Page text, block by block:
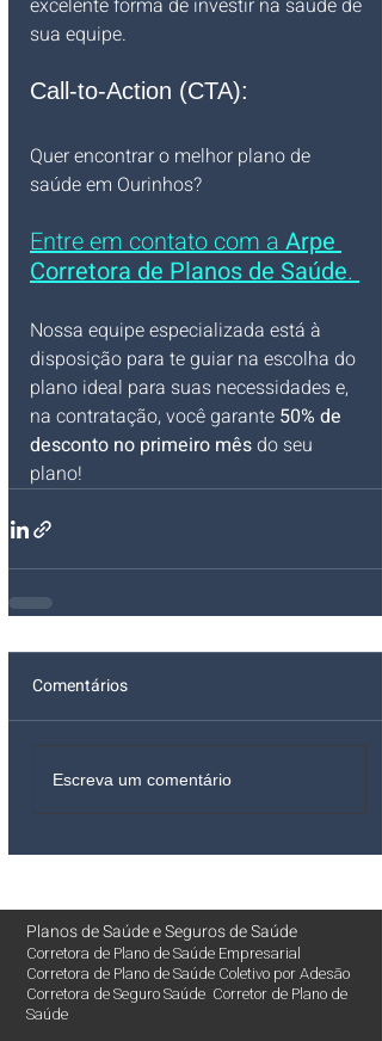
excelente forma de investir na saúde de
sua equipe.
Call-to-Action (CTA):
Quer encontrar o melhor plano de
saúde em Ourinhos?
Entre em contato com a Arpe
Corretora de Planos de Saúde.
Nossa equipe especializada está à
disposição para te guiar na escolha do
plano ideal para suas necessidades e,
na contratação, você garante 50% de
desconto no primeiro mês do seu
plano!
Comentários
Escreva um comentário
Planos de SaúdeeSeguros de Saúde
Corretora de Plano de Saúde Empresarial
Corretora de Plano de Saúde Coletivo por Adesão
Corretora de Seguro Saúde Corretor de Plano de
Saúde